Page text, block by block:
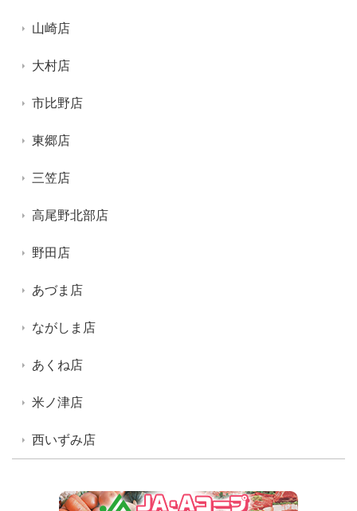
山崎店
大村店
市比野店
東郷店
三笠店
高尾野北部店
野田店
あづま店
ながしま店
あくね店
米ノ津店
西いずみ店